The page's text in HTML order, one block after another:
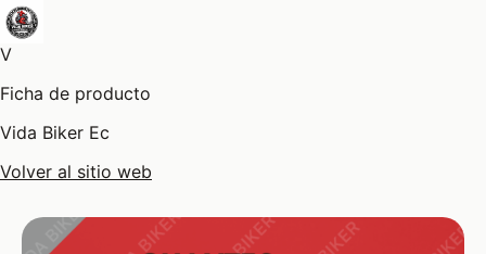
V
Ficha de producto
Vida Biker Ec
Volver al sitio web